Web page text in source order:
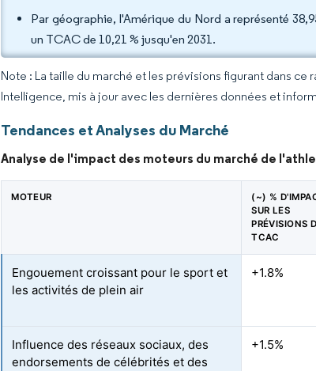
Par géographie, l'Amérique du Nord a représenté
un TCAC de 10,21 % jusqu'en 2031.
Note : La taille du marché et les prévisions figurant dans
Intelligence, mis à jour avec les dernières données et
Tendances et Analyses du Marché
Analyse de l'impact des moteurs du marché de
MOTEUR
(~) %
SUR LES
PRÉVISIONS
TCAC
Engouement croissant pour le sport et
les activités de plein air
+1.8%
Influence des réseaux sociaux, des
endorsements de célébrités et des
+1.5%